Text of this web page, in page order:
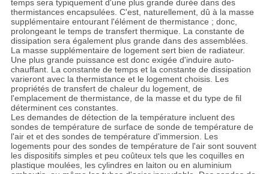
temps sera typiquement d'une plus grande durée dans des
thermistances encapsulées. C'est, naturellement, dû à la masse
supplémentaire entourant l'élément de thermistance ; donc,
prolongeant le temps de transfert thermique. La constante de
dissipation sera également plus grande dans des assemblées.
La masse supplémentaire de logement sert bien de radiateur.
Une plus grande puissance est donc exigée d'induire auto-
chauffant. La constante de temps et la constante de dissipation
varieront avec la thermistance et le logement choisis. Les
propriétés de transfert de chaleur du logement, de
l'emplacement de thermistance, de la masse et du type de fil
déterminent ces constantes.
Les demandes de détection de la température incluent des
sondes de température de surface de sonde de température de
l'air et et des sondes de température d'immersion. Les
logements pour des sondes de température de l'air sont souvent
les dispositifs simples et peu coûteux tels que les coquilles en
plastique moulées, les cylindres en laiton ou en aluminium